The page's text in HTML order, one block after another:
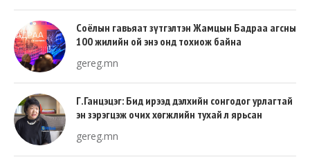
Соёлын гавьяат зүтгэлтэн Жамцын Бадраа агсны
100 жилийн ой энэ онд тохиож байна
gereg.mn
Г.Ганцэцэг: Бид ирээд дэлхийн сонгодог урлагтай
эн зэрэгцэж очих хөгжлийн тухай л ярьсан
gereg.mn